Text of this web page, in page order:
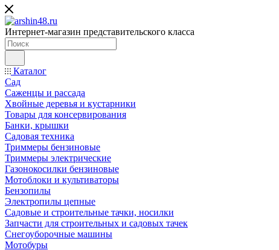
Интернет-магазин представительского класса
Каталог
Сад
Саженцы и рассада
Хвойные деревья и кустарники
Товары для консервирования
Банки, крышки
Садовая техника
Триммеры бензиновые
Триммеры электрические
Газонокосилки бензиновые
Мотоблоки и культиваторы
Бензопилы
Электропилы цепные
Садовые и строительные тачки, носилки
Запчасти для строительных и садовых тачек
Снегоуборочные машины
Мотобуры